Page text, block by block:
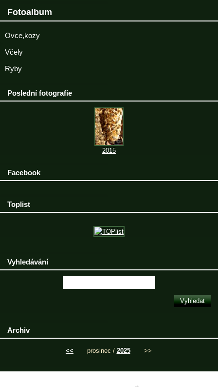
Fotoalbum
Ovce,kozy
Včely
Ryby
Poslední fotografie
2015
Facebook
Toplist
Vyhledávání
Archiv
<< prosinec / 2025 >>